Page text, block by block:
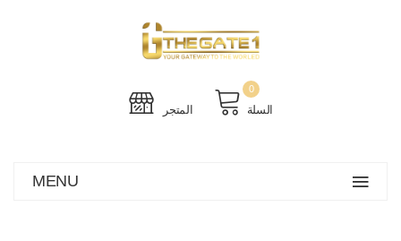
المتجر السلة
0
MENU